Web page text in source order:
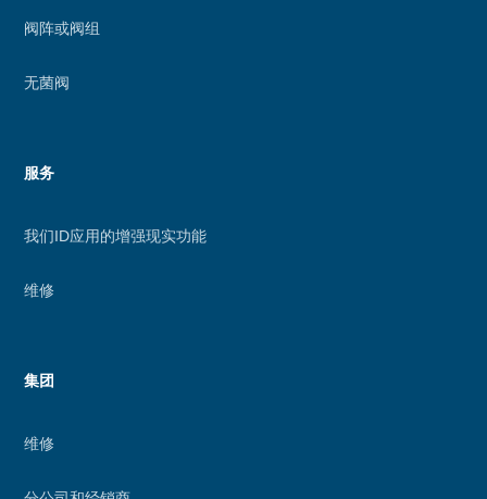
阀阵或阀组
无菌阀
服务
我们ID应用的增强现实功能
维修
集团
维修